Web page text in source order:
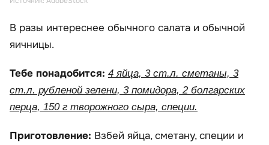
В разы интереснее обычного салата и обычной
яичницы.
Тебе понадобится: 4 яйца, 3 ст.л. сметаны, 3
ст.л. рубленой зелени, 3 помидора, 2 болгарских
перца, 150 г творожного сыра, специи.
Приготовление: Взбей яйца, сметану, специи и